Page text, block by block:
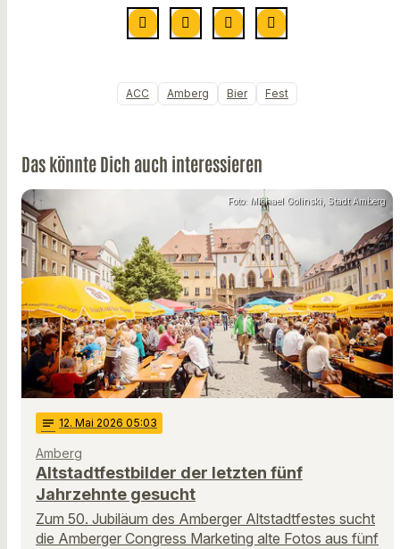
ACC Amberg Bier Fest
Das könnte Dich auch interessieren
Foto: Michael Golinski, Stadt Amberg
notes 12. Mai 2026 05:03
Amberg
Altstadtfestbilder der letzten fünf
Jahrzehnte gesucht
Zum 50. Jubiläum des Amberger Altstadtfestes sucht
die Amberger Congress Marketing alte Fotos aus fünf